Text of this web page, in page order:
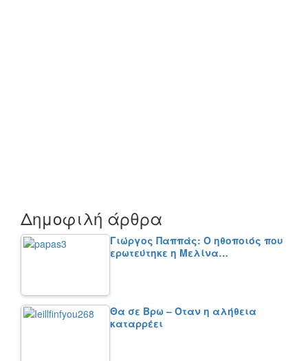
Δημοφιλή άρθρα
Γιώργος Παππάς: Ο ηθοποιός που
ερωτεύτηκε η Μελίνα…
Θα σε Βρω – Όταν η αλήθεια
καταρρέει